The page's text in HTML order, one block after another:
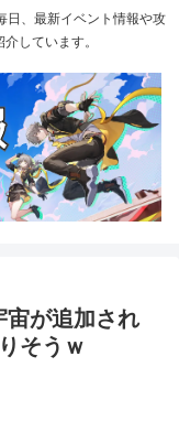
日、最新イベント情報や攻
しています。
宙が追加され
そうｗ